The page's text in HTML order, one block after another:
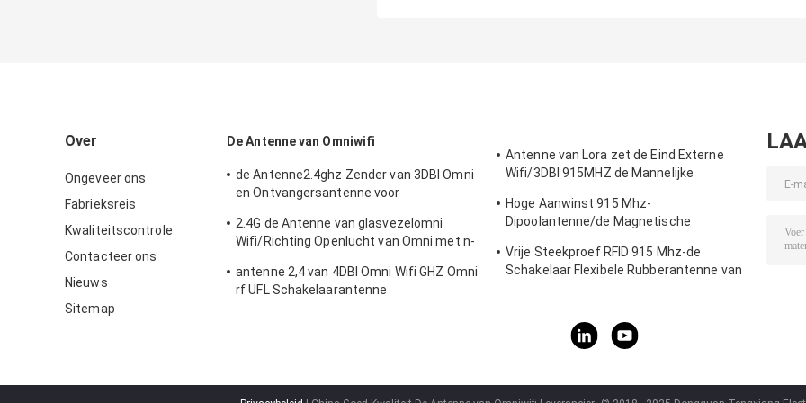
Over
Ongeveer ons
Fabrieksreis
Kwaliteitscontrole
Contacteer ons
Nieuws
Sitemap
De Antenne van Omniwifi
de Antenne2.4ghz Zender van 3DBI Omni
en Ontvangersantenne voor
2.4G de Antenne van glasvezelomni
Wifi/Richting Openlucht van Omni met n-
antenne 2,4 van 4DBI Omni Wifi GHZ Omni
rf UFL Schakelaarantenne
Antenne van Lora zet de Eind Externe
Wifi/3DBI 915MHZ de Mannelijke
Hoge Aanwinst 915 Mhz-
Dipoolantenne/de Magnetische
Vrije Steekproef RFID 915 Mhz-de
Schakelaar Flexibele Rubberantenne van